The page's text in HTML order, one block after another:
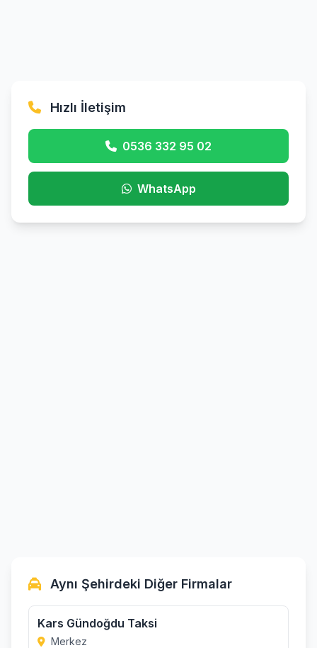
Hızlı İletişim
0536 332 95 02
WhatsApp
Aynı Şehirdeki Diğer Firmalar
Kars Gündoğdu Taksi
Merkez